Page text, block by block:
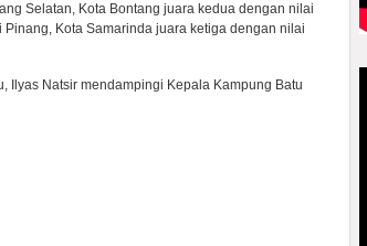
Selatan, Kota Bontang juara kedua dengan nilai
Kota Samarinda juara ketiga dengan nilai
Ilyas Natsir mendampingi Kepala Kampung Batu